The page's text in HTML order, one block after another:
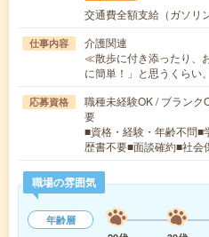
交通費全額支給（ガソリ
仕事内容
介護関連
≪散歩に付き添ったり、
に簡単！」と思うくら
応募資格
職種未経験OK / ブランク
要
■資格・経験・年齢不問■
歴書不要■面談確約■社
職場の雰囲気
年齢層